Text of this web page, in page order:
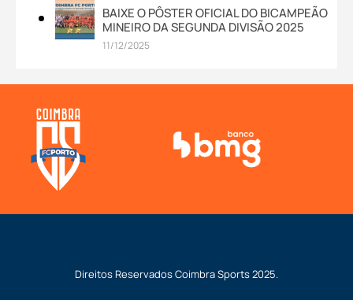
BAIXE O PÔSTER OFICIAL DO BICAMPEÃO
MINEIRO DA SEGUNDA DIVISÃO 2025
11/12/2025
Direitos ReservadosCoimbra Sports2025.